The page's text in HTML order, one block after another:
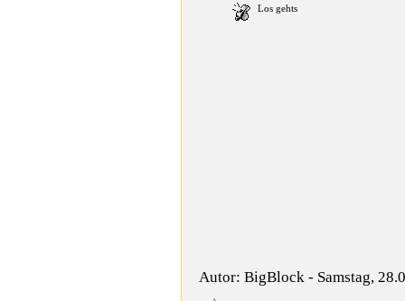
Los gehts
Autor: BigBlock - Samstag,